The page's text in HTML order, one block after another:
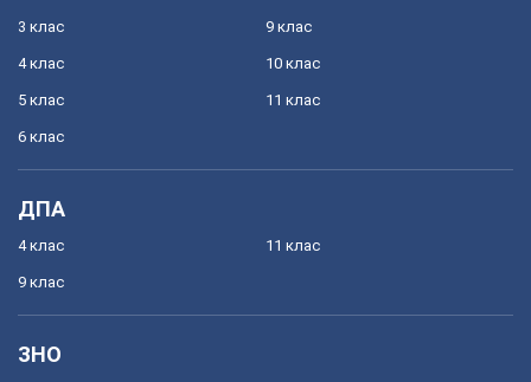
3 клас
4 клас
5 клас
6 клас
9 клас
10 клас
11 клас
ДПА
4 клас
9 клас
11 клас
ЗНО